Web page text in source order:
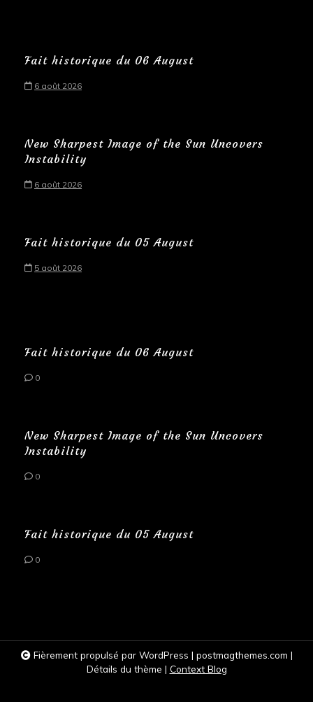
Fait historique du 06 August
6 août 2026
New Sharpest Image of the Sun Uncovers
Instability
6 août 2026
Fait historique du 05 August
5 août 2026
Fait historique du 06 August
0
New Sharpest Image of the Sun Uncovers
Instability
0
Fait historique du 05 August
0
Fièrement propulsé par WordPress | postmagthemes.com |
Détails du thème | Context Blog